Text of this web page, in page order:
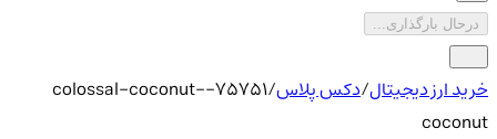
درحال بارگذاری...
خرید ارز دیجیتال/دکس پلاس/
75751-colossal-coconut-
coconut